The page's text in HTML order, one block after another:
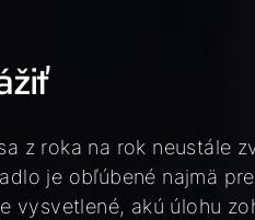
z roka na rok neustále
je obľúbené najmä
vysvetlené, akú úlohu